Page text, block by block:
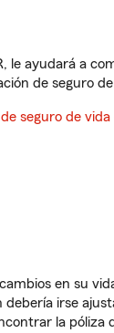
le ayudará a
de seguro
seguro de vida
en su
debería irse
la póliza